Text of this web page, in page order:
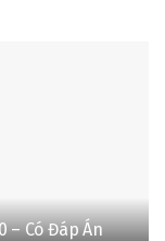
– Có Đáp Án